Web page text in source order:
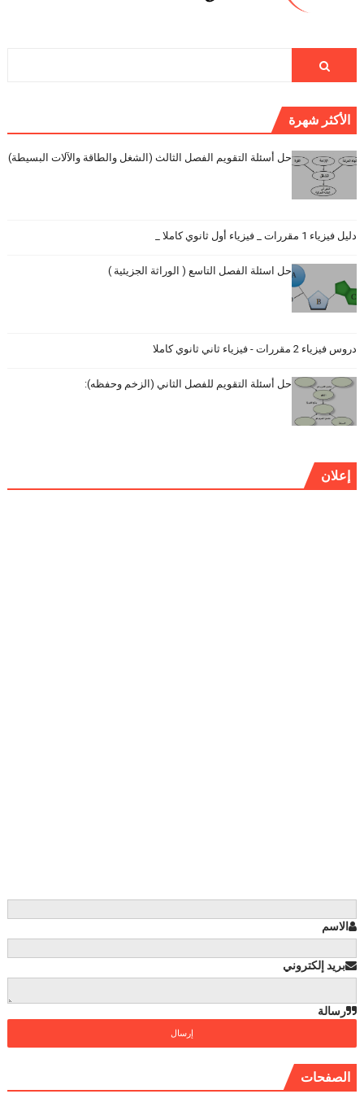
الأكثر شهرة
حل أسئلة التقويم الفصل الثالث (الشغل والطاقة والآلات البسيطة)
دليل فيزياء 1 مقررات _ فيزياء أول ثانوي كاملا _
حل اسئلة الفصل التاسع ( الوراثة الجزيئية )
دروس فيزياء 2 مقررات - فيزياء ثاني ثانوي كاملا
حل أسئلة التقويم للفصل الثاني (الزخم وحفظه):
إعلان
الاسم
بريد إلكتروني
رسالة
الصفحات